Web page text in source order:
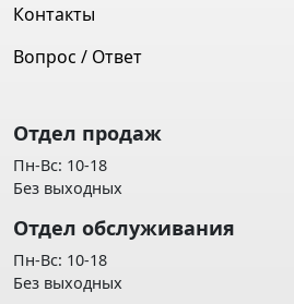
Контакты
Вопрос / Ответ
Отдел продаж
Пн-Вс: 10-18
Без выходных
Отдел обслуживания
Пн-Вс: 10-18
Без выходных